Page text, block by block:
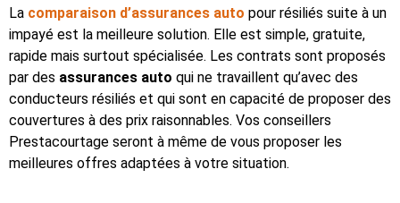
La comparaison d’assurances auto pour résiliés suite à un
impayé est la meilleure solution. Elle est simple, gratuite,
rapide mais surtout spécialisée. Les contrats sont proposés
par des assurances auto qui ne travaillent qu’avec des
conducteurs résiliés et qui sont en capacité de proposer des
couvertures à des prix raisonnables. Vos conseillers
Prestacourtage seront à même de vous proposer les
meilleures offres adaptées à votre situation.